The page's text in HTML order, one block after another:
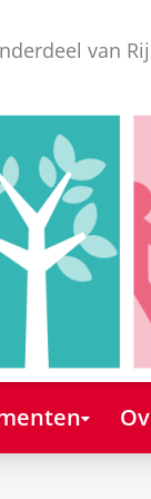
van